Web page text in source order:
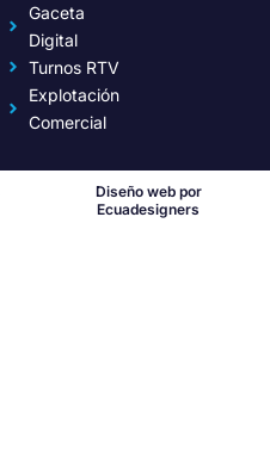
Gaceta
Digital
Turnos RTV
Explotación
Comercial
Diseño web por
Ecuadesigners